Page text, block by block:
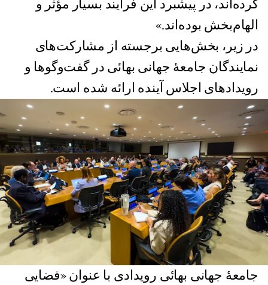
کرده‌اند، در پیشبرد این فرایند بسیار مؤثر و
الهام‌بخش بوده‌اند.»
در زیر، بخش‌هایی برجسته از مشارکت‌های
نمایندگان جامعهٔ جهانی بهائی در گفت‌وگو‌ها و
رویدادهای اجلاس آینده ارائه شده است.
جامعهٔ جهانی بهائی رویدادی با عنوان «فضایی